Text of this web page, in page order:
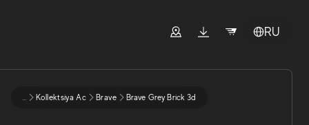
RU
... Kollektsiya Ac Brave Brave Grey Brick 3d